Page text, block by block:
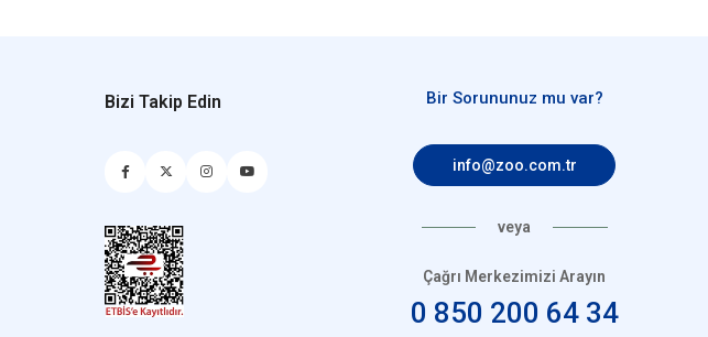
Bizi Takip Edin Bir Sorununuz mu var?
info@zoo.com.tr
veya
Çağrı Merkezimizi Arayın
0 850 200 64 34